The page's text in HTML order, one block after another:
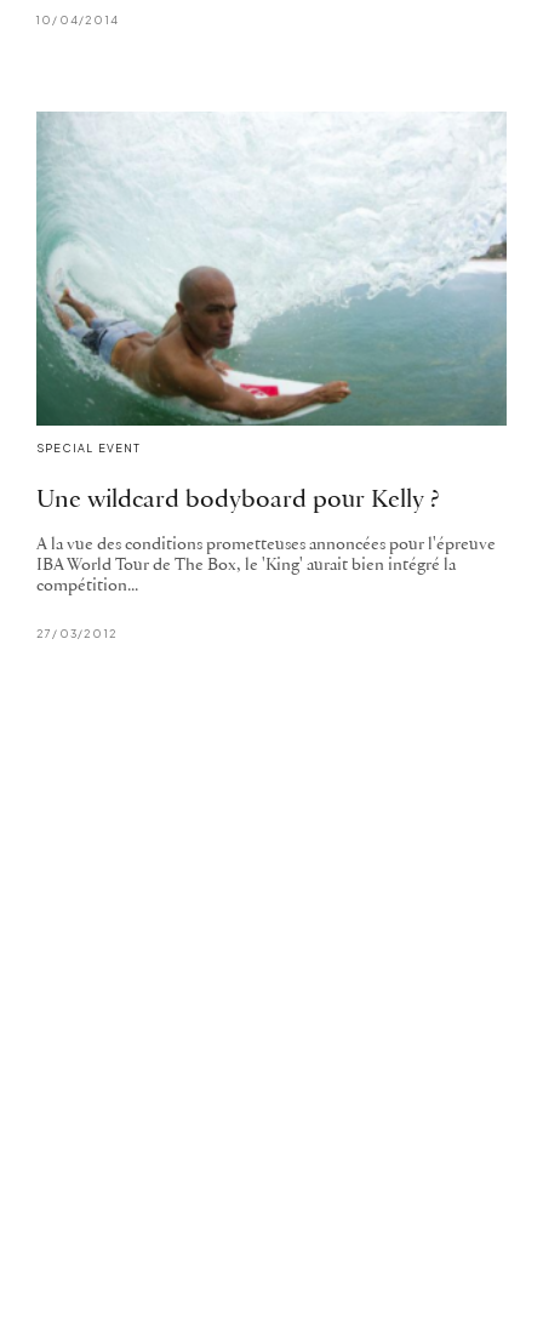
10/04/2014
SPECIAL EVENT
Une wildcard bodyboard pour Kelly ?
A la vue des conditions prometteuses annoncées pour l'épreuve
IBA World Tour de The Box, le 'King' aurait bien intégré la
compétition...
27/03/2012